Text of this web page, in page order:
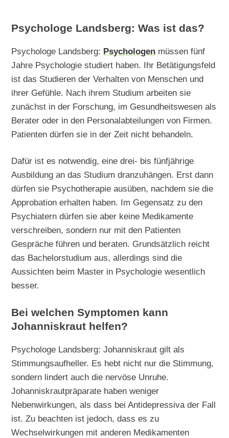
Psychologe Landsberg: Was ist das?
Psychologe Landsberg: Psychologen müssen fünf
Jahre Psychologie studiert haben. Ihr Betätigungsfeld
ist das Studieren der Verhalten von Menschen und
ihrer Gefühle. Nach ihrem Studium arbeiten sie
zunächst in der Forschung, im Gesundheitswesen als
Berater oder in den Personalabteilungen von Firmen.
Patienten dürfen sie in der Zeit nicht behandeln.
Dafür ist es notwendig, eine drei- bis fünfjährige
Ausbildung an das Studium dranzuhängen. Erst dann
dürfen sie Psychotherapie ausüben, nachdem sie die
Approbation erhalten haben. Im Gegensatz zu den
Psychiatern dürfen sie aber keine Medikamente
verschreiben, sondern nur mit den Patienten
Gespräche führen und beraten. Grundsätzlich reicht
das Bachelorstudium aus, allerdings sind die
Aussichten beim Master in Psychologie wesentlich
besser.
Bei welchen Symptomen kann
Johanniskraut helfen?
Psychologe Landsberg: Johanniskraut gilt als
Stimmungsaufheller. Es hebt nicht nur die Stimmung,
sondern lindert auch die nervöse Unruhe.
Johanniskrautpräparate haben weniger
Nebenwirkungen, als dass bei Antidepressiva der Fall
ist. Zu beachten ist jedoch, dass es zu
Wechselwirkungen mit anderen Medikamenten